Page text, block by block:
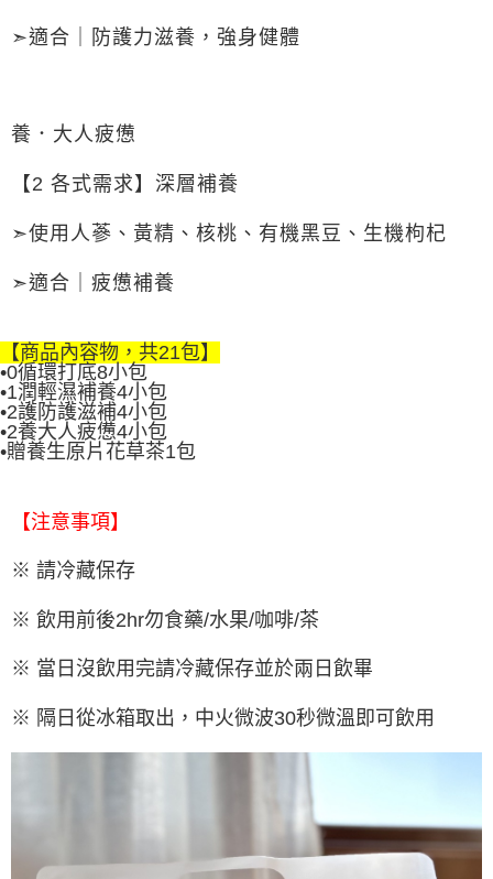
➣適合｜防護力滋養，強身健體
養．大人疲憊
【2 各式需求】深層補養
➣使用人蔘、黃精、核桃、有機黑豆、生機枸杞
➣適合｜疲憊補養
【商品內容物，共21包】
•0循環打底8小包
•1潤輕濕補養4小包
•2護防護滋補4小包
•2養大人疲憊4小包
•贈養生原片花草茶1包
【注意事項】
※ 請冷藏保存
※ 飲用前後2hr勿食藥/水果/咖啡/茶
※ 當日沒飲用完請冷藏保存並於兩日飲畢
※ 隔日從冰箱取出，中火微波30秒微溫即可飲用